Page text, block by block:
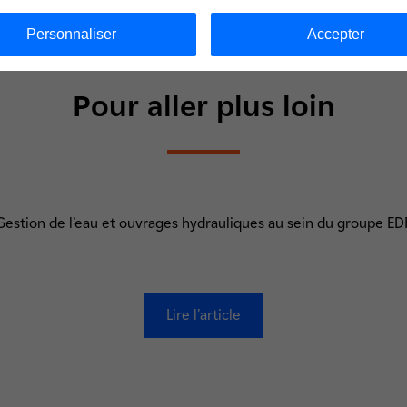
Pour aller plus loin
de l’eau et ouvrages hydrauliques au sein du groupe
Lire l'article
Personnaliser Accepter